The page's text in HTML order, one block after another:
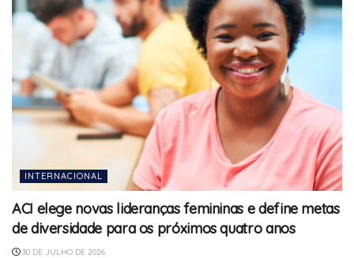
INTERNACIONAL
ACI elege novas lideranças femininas e define metas
de diversidade para os próximos quatro anos
30 DE JULHO DE 2026